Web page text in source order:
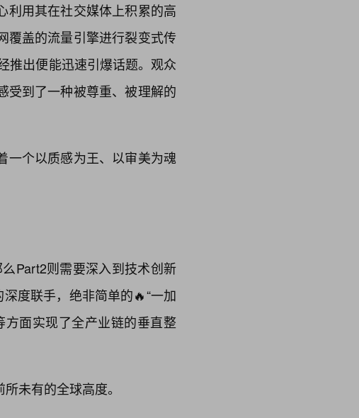
利用其在社交媒体上积累的高
覆盖的流量引擎进行裂变式传
推出便能迅速引爆话题。观众
受到了一种被尊重、被理解的
一个以质感为王、以审美为魂
Part2则需要深入到技术创新
度联手，绝非简单的🔥“一加
面实现了全产业链的垂直整
未有的全球高度。